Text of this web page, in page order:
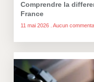
Comprendre la
France
11 mai 2026 Aucun